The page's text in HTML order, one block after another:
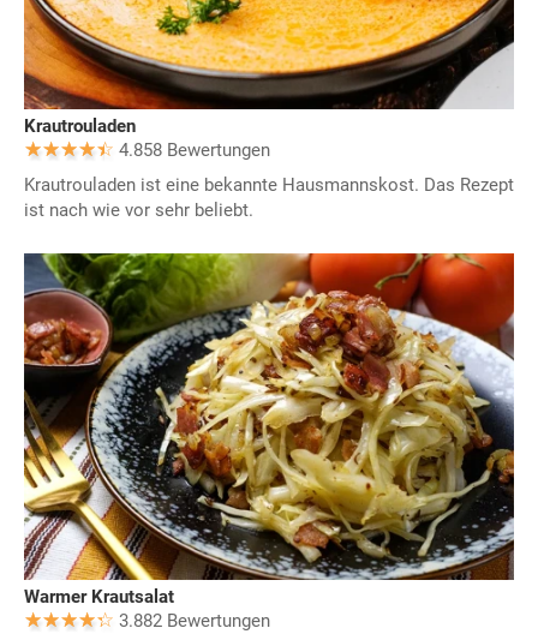
Krautrouladen
4.858 Bewertungen
Krautrouladen ist eine bekannte Hausmannskost. Das Rezept
ist nach wie vor sehr beliebt.
Warmer Krautsalat
3.882 Bewertungen